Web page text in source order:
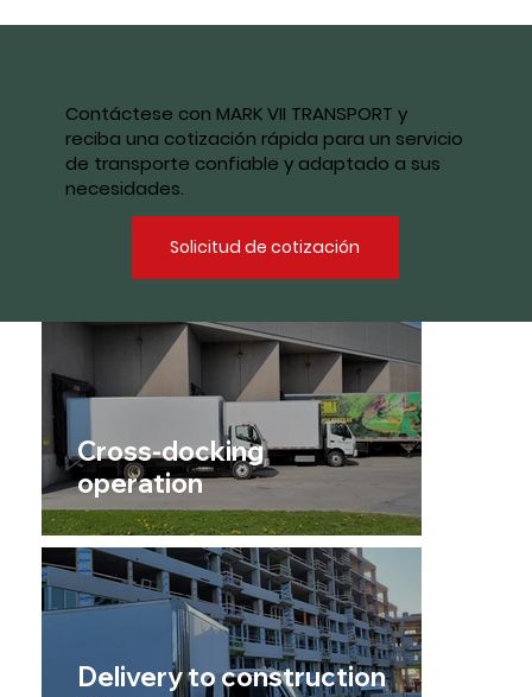
Contáctese con MARK VII TRANSPORT y
reciba una cotización rápida para un servicio
de transporte confiable y adaptado a sus
necesidades.
Solicitud de cotización
Cross-docking
operation
Delivery to construction